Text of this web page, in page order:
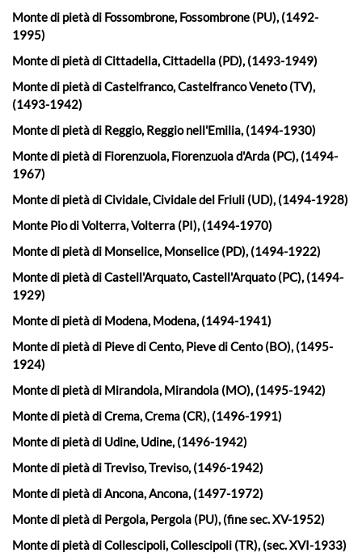
Monte di pietà di Fossombrone, Fossombrone (PU), (1492-
1995)
Monte di pietà di Cittadella, Cittadella (PD), (1493-1949)
Monte di pietà di Castelfranco, Castelfranco Veneto (TV),
(1493-1942)
Monte di pietà di Reggio, Reggio nell'Emilia, (1494-1930)
Monte di pietà di Fiorenzuola, Fiorenzuola d'Arda (PC), (1494-
1967)
Monte di pietà di Cividale, Cividale del Friuli (UD), (1494-1928)
Monte Pio di Volterra, Volterra (PI), (1494-1970)
Monte di pietà di Monselice, Monselice (PD), (1494-1922)
Monte di pietà di Castell'Arquato, Castell'Arquato (PC), (1494-
1929)
Monte di pietà di Modena, Modena, (1494-1941)
Monte di pietà di Pieve di Cento, Pieve di Cento (BO), (1495-
1924)
Monte di pietà di Mirandola, Mirandola (MO), (1495-1942)
Monte di pietà di Crema, Crema (CR), (1496-1991)
Monte di pietà di Udine, Udine, (1496-1942)
Monte di pietà di Treviso, Treviso, (1496-1942)
Monte di pietà di Ancona, Ancona, (1497-1972)
Monte di pietà di Pergola, Pergola (PU), (fine sec. XV-1952)
Monte di pietà di Collescipoli, Collescipoli (TR), (sec. XVI-1933)